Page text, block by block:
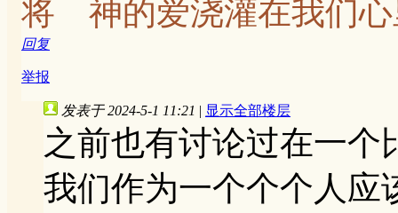
将 神的爱浇灌在我们心
回复
举报
发表于 2024-5-1 11:21 | 显示全部楼层
之前也有讨论过在一
我们作为一个个个人应